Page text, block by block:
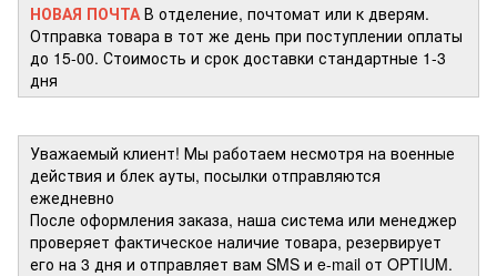
НОВАЯ ПОЧТА В отделение, почтомат или к дверям.
Отправка товара в тот же день при поступлении оплаты
до 15-00. Стоимость и срок доставки стандартные 1-3
дня
Уважаемый клиент! Мы работаем несмотря на военные
действия и блек ауты, посылки отправляются
ежедневно
После оформления заказа, наша система или менеджер
проверяет фактическое наличие товара, резервирует
его на 3 дня и отправляет вам SMS и e-mail от OPTIUM.